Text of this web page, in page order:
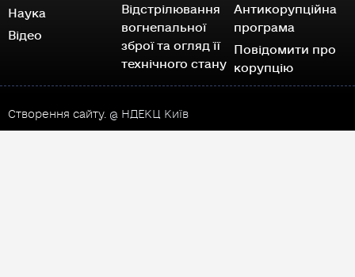
Наука
Відео
Відстрілювання
вогнепальної
зброї та огляд її
технічного стану
Антикорупційна
програма
Повідомити про
корупцію
Створення сайту. @ НДЕКЦ Київ